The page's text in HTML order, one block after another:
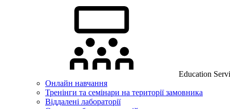
Education
Онлайн навчання
Тренінги та семінари на території замовника
Віддалені лабораторії